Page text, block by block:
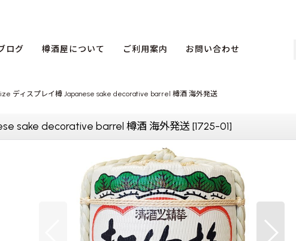
ログ 樽酒屋について ご利用案内 お問い合わせ
ディスプレイ樽 Japanese sake decorative barrel 樽酒 海外発送
sake decorative barrel 樽酒 海外発送 [1725-01]